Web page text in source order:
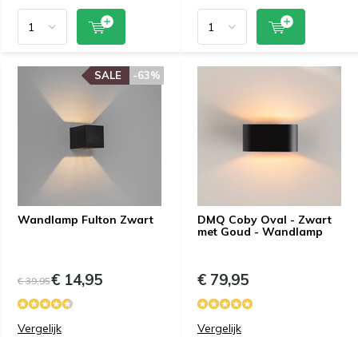
Wandlamp Fulton Zwart
-63%
SALE
€ 39,95€ 14,95
Vergelijk
DMQ Coby Oval - Zwart
met Goud - Wandlamp
€ 79,95
Vergelijk